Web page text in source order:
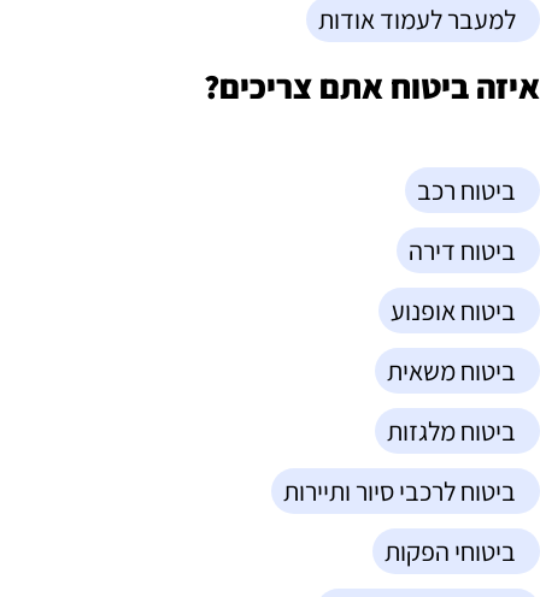
למעבר לעמוד אודות
איזה ביטוח אתם צריכים?
ביטוח רכב
ביטוח דירה
ביטוח אופנוע
ביטוח משאית
ביטוח מלגזות
ביטוח לרכבי סיור ותיירות
ביטוחי הפקות